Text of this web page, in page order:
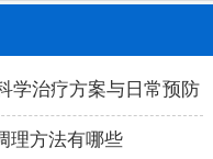
学治疗方案与日常预防
理方法有哪些